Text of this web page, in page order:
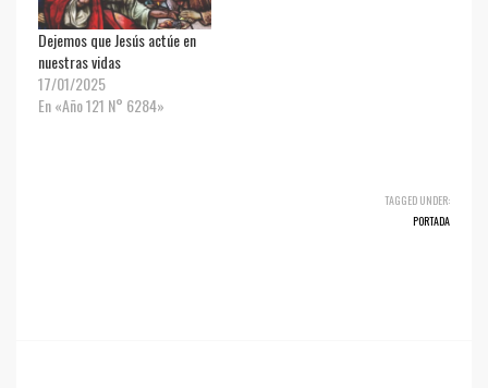
Dejemos que Jesús actúe en
nuestras vidas
17/01/2025
En «Año 121 N° 6284»
TAGGED UNDER:
PORTADA